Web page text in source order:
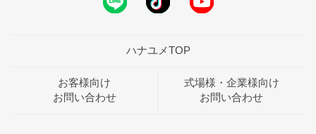
ハナユメTOP
お客様向け
お問い合わせ
式場様・企業様向け
お問い合わせ